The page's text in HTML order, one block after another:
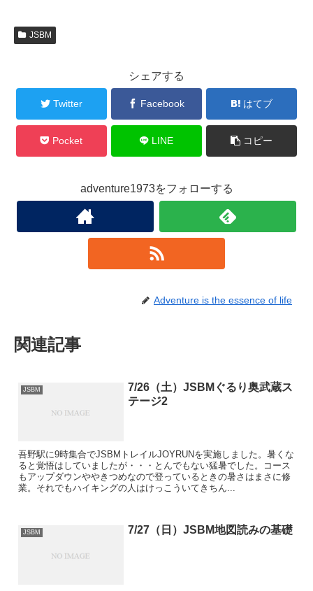
JSBM
シェアする
Twitter Facebook はてブ
Pocket LINE コピー
adventure1973をフォローする
Adventure is the essence of life
関連記事
JSBM
7/26（土）JSBMぐるり奥武蔵ス
テージ2
吾野駅に9時集合でJSBMトレイルJOYRUNを実施しました。暑くな
ると覚悟はしていましたが・・・とんでもない猛暑でした。コース
もアップダウンややきつめなので登っているときの暑さはまさに修
業。それでもハイキングの人はけっこういてきちん...
JSBM 7/27（日）JSBM地図読みの基礎